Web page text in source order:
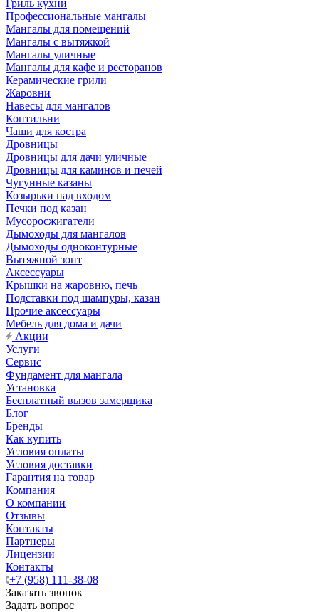
Гриль кухни
Профессиональные мангалы
Мангалы для помещений
Мангалы с вытяжкой
Мангалы уличные
Мангалы для кафе и ресторанов
Керамические грили
Жаровни
Навесы для мангалов
Коптильни
Чаши для костра
Дровницы
Дровницы для дачи уличные
Дровницы для каминов и печей
Чугунные казаны
Козырьки над входом
Печки под казан
Мусоросжигатели
Дымоходы для мангалов
Дымоходы одноконтурные
Вытяжной зонт
Аксессуары
Крышки на жаровню, печь
Подставки под шампуры, казан
Прочие аксессуары
Мебель для дома и дачи
Акции
Услуги
Сервис
Фундамент для мангала
Установка
Бесплатный вызов замерщика
Блог
Бренды
Как купить
Условия оплаты
Условия доставки
Гарантия на товар
Компания
О компании
Отзывы
Контакты
Партнеры
Лицензии
Контакты
+7 (958) 111-38-08
Заказать звонок
Задать вопрос